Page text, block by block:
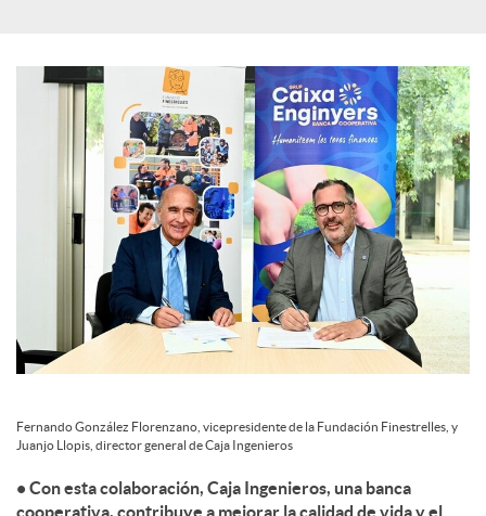
r
o
n
t
Fernando González Florenzano, vicepresidente de la Fundación Finestrelles, y
Juanjo Llopis, director general de Caja Ingenieros
• Con esta colaboración, Caja Ingenieros, una banca
cooperativa, contribuye a mejorar la calidad de vida y el